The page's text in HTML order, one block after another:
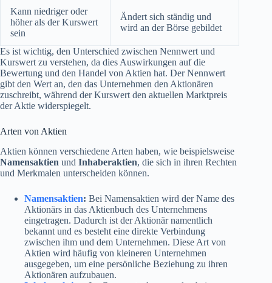
Kann niedriger oder
höher als der Kurswert
sein
Ändert sich ständig und
wird an der Börse gebildet
Es ist wichtig, den Unterschied zwischen Nennwert und
Kurswert zu verstehen, da dies Auswirkungen auf die
Bewertung und den Handel von Aktien hat. Der Nennwert
gibt den Wert an, den das Unternehmen den Aktionären
zuschreibt, während der Kurswert den aktuellen Marktpreis
der Aktie widerspiegelt.
Arten von Aktien
Aktien können verschiedene Arten haben, wie beispielsweise
Namensaktien und Inhaberaktien, die sich in ihren Rechten
und Merkmalen unterscheiden können.
Namensaktien: Bei Namensaktien wird der Name des
Aktionärs in das Aktienbuch des Unternehmens
eingetragen. Dadurch ist der Aktionär namentlich
bekannt und es besteht eine direkte Verbindung
zwischen ihm und dem Unternehmen. Diese Art von
Aktien wird häufig von kleineren Unternehmen
ausgegeben, um eine persönliche Beziehung zu ihren
Aktionären aufzubauen.